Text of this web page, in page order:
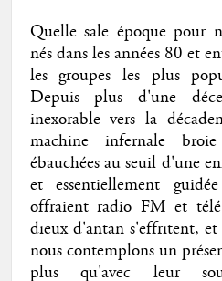
Quelle sale époque pour
nés dans les années 80 et
les groupes les plus
Depuis plus d'une
inexorable vers la
machine infernale
ébauchées au seuil d'une
et essentiellement
offraient radio FM et
dieux d'antan s'effritent, et
nous contemplons un
plus qu'avec leur